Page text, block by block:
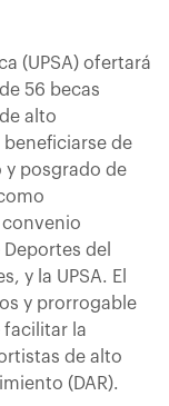
(UPSA) ofertará
56 becas
alto
de
y posgrado de
del
y la UPSA. El
y prorrogable
facilitar la
de alto
(DAR).